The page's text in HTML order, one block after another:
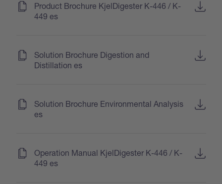
Product Brochure KjelDigester K-446 / K-
449 es
Solution Brochure Digestion and
Distillation es
Solution Brochure Environmental Analysis
es
Operation Manual KjelDigester K-446 / K-
449 es